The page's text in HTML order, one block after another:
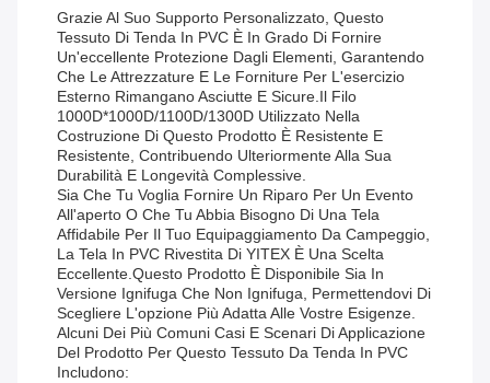
Grazie Al Suo Supporto Personalizzato, Questo
Tessuto Di Tenda In PVC È In Grado Di Fornire
Un'eccellente Protezione Dagli Elementi, Garantendo
Che Le Attrezzature E Le Forniture Per L'esercizio
Esterno Rimangano Asciutte E Sicure.Il Filo
1000D*1000D/1100D/1300D Utilizzato Nella
Costruzione Di Questo Prodotto È Resistente E
Resistente, Contribuendo Ulteriormente Alla Sua
Durabilità E Longevità Complessive.
Sia Che Tu Voglia Fornire Un Riparo Per Un Evento
All'aperto O Che Tu Abbia Bisogno Di Una Tela
Affidabile Per Il Tuo Equipaggiamento Da Campeggio,
La Tela In PVC Rivestita Di YITEX È Una Scelta
Eccellente.Questo Prodotto È Disponibile Sia In
Versione Ignifuga Che Non Ignifuga, Permettendovi Di
Scegliere L'opzione Più Adatta Alle Vostre Esigenze.
Alcuni Dei Più Comuni Casi E Scenari Di Applicazione
Del Prodotto Per Questo Tessuto Da Tenda In PVC
Includono: